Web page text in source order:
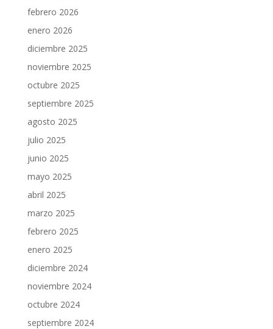
febrero 2026
enero 2026
diciembre 2025
noviembre 2025
octubre 2025
septiembre 2025
agosto 2025
julio 2025
junio 2025
mayo 2025
abril 2025
marzo 2025
febrero 2025
enero 2025
diciembre 2024
noviembre 2024
octubre 2024
septiembre 2024